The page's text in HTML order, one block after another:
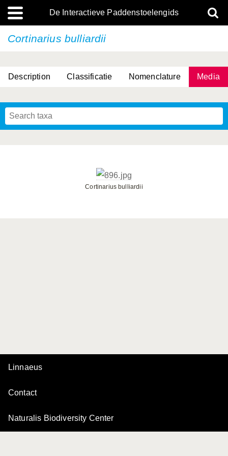
De Interactieve Paddenstoelengids
Cortinarius bulliardii
Description Classificatie Nomenclature Media
Cortinarius bulliardii
Linnaeus
Contact
Naturalis Biodiversity Center